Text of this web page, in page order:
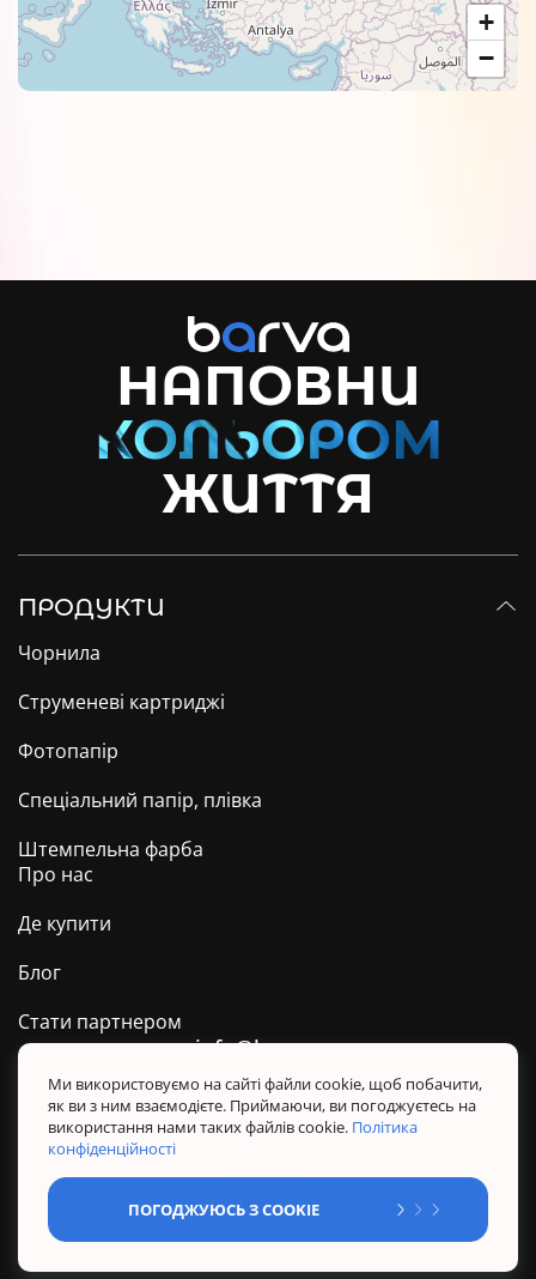
+
−
НАПОВНИ
ЖИТТЯ
ПРОДУКТИ
Чорнила
Струменеві картриджі
Фотопапір
Спеціальний папір, плівка
Штемпельна фарба
Про нас
Де купити
Блог
Стати партнером
Техпідтримка ТМ BARVA
Політика конфіденційності
Правила користування сайтом
Sitemap
info@barva.ua
Ми використовуємо на сайті файли cookie, щоб побачити,
як ви з ним взаємодієте. Приймаючи, ви погоджуєтесь на
використання нами таких файлів cookie. Політика
конфіденційності
ПОГОДЖУЮСЬ З COOKIE